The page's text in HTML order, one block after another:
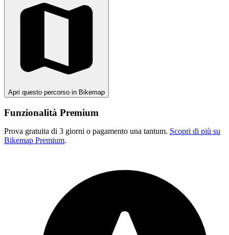
Apri questo percorso in Bikemap
Funzionalità Premium
Prova gratuita di 3 giorni o pagamento una tantum. Scopri di più su
Bikemap Premium.